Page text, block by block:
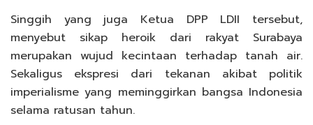
Singgih yang juga Ketua DPP LDII tersebut,
menyebut sikap heroik dari rakyat Surabaya
merupakan wujud kecintaan terhadap tanah air.
Sekaligus ekspresi dari tekanan akibat politik
imperialisme yang meminggirkan bangsa Indonesia
selama ratusan tahun.